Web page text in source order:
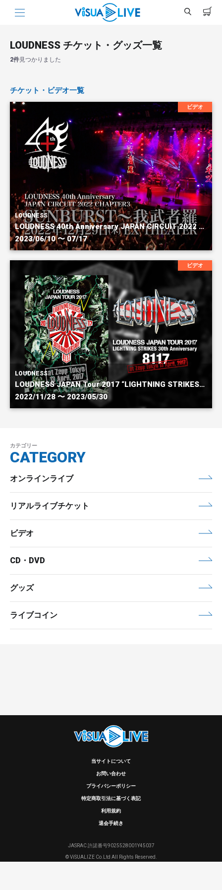
LOUDNESS チケット・グッズ一覧
2件見つかりました
チケット・ビデオ一覧
ビデオ
LOUDNESS
LOUDNESS 40th Anniversary JAPAN CIRCUIT 2022 CHAPTER3 SUNBURST～我武者羅
2023/06/10 〜 07/17
ビデオ
LOUDNESS
LOUDNESS JAPAN Tour 2017 “LIGHTNING STRIKES” 30th Anniversary 8117 at Zepp Tokyo 13 April, 2017
2022/11/28 〜 2023/05/30
カテゴリー
CATEGORY
オンラインライブ
リアルライブチケット
ビデオ
CD・DVD
グッズ
ライブコイン
当サイトについて
お問い合わせ
プライバシーポリシー
特定商取引法に基づく表記
利用規約
退会手続き
JASRAC 許諾番号9025528001Y45037
© ViSUALIZE Co.Ltd All Rights Reserved.